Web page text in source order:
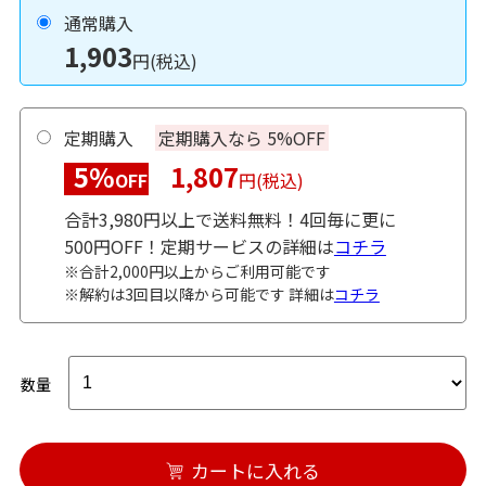
通常購入
1,903円(税込)
定期購入 定期購入なら 5%OFF
5%OFF 1,807円(税込)
合計3,980円以上で送料無料！4回毎に更に
500円OFF！定期サービスの詳細はコチラ
※合計2,000円以上からご利用可能です
※解約は3回目以降から可能です 詳細はコチラ
数量
カートに入れる